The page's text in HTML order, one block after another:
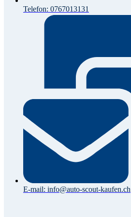
Telefon: 0767013131
E-mail: info@auto-scout-kaufen.ch